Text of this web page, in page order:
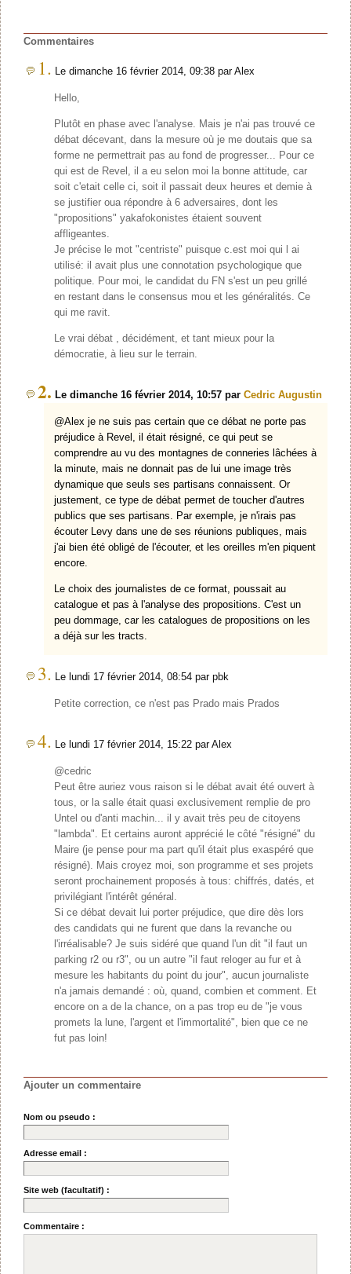
Commentaires
1. Le dimanche 16 février 2014, 09:38 par Alex
Hello,
Plutôt en phase avec l'analyse. Mais je n'ai pas trouvé ce
débat décevant, dans la mesure où je me doutais que sa
forme ne permettrait pas au fond de progresser... Pour ce
qui est de Revel, il a eu selon moi la bonne attitude, car
soit c'etait celle ci, soit il passait deux heures et demie à
se justifier oua répondre à 6 adversaires, dont les
"propositions" yakafokonistes étaient souvent
affligeantes.
Je précise le mot "centriste" puisque c.est moi qui l ai
utilisé: il avait plus une connotation psychologique que
politique. Pour moi, le candidat du FN s'est un peu grillé
en restant dans le consensus mou et les généralités. Ce
qui me ravit.
Le vrai débat , décidément, et tant mieux pour la
démocratie, à lieu sur le terrain.
2. Le dimanche 16 février 2014, 10:57 par Cedric Augustin
@Alex je ne suis pas certain que ce débat ne porte pas
préjudice à Revel, il était résigné, ce qui peut se
comprendre au vu des montagnes de conneries lâchées à
la minute, mais ne donnait pas de lui une image très
dynamique que seuls ses partisans connaissent. Or
justement, ce type de débat permet de toucher d'autres
publics que ses partisans. Par exemple, je n'irais pas
écouter Levy dans une de ses réunions publiques, mais
j'ai bien été obligé de l'écouter, et les oreilles m'en piquent
encore.
Le choix des journalistes de ce format, poussait au
catalogue et pas à l'analyse des propositions. C'est un
peu dommage, car les catalogues de propositions on les
a déjà sur les tracts.
3. Le lundi 17 février 2014, 08:54 par pbk
Petite correction, ce n'est pas Prado mais Prados
4. Le lundi 17 février 2014, 15:22 par Alex
@cedric
Peut être auriez vous raison si le débat avait été ouvert à
tous, or la salle était quasi exclusivement remplie de pro
Untel ou d'anti machin... il y avait très peu de citoyens
"lambda". Et certains auront apprécié le côté "résigné" du
Maire (je pense pour ma part qu'il était plus exaspéré que
résigné). Mais croyez moi, son programme et ses projets
seront prochainement proposés à tous: chiffrés, datés, et
privilégiant l'intérêt général.
Si ce débat devait lui porter préjudice, que dire dès lors
des candidats qui ne furent que dans la revanche ou
l'irréalisable? Je suis sidéré que quand l'un dit "il faut un
parking r2 ou r3", ou un autre "il faut reloger au fur et à
mesure les habitants du point du jour", aucun journaliste
n'a jamais demandé : où, quand, combien et comment. Et
encore on a de la chance, on a pas trop eu de "je vous
promets la lune, l'argent et l'immortalité", bien que ce ne
fut pas loin!
Ajouter un commentaire
Nom ou pseudo :
Adresse email :
Site web (facultatif) :
Commentaire :